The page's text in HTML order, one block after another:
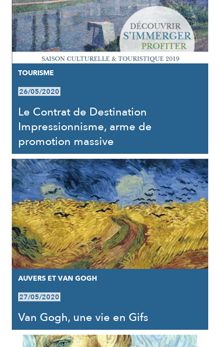
TOURISME
26/05/2020
Le Contrat de Destination
Impressionnisme, arme de
promotion massive
AUVERS ET VAN GOGH
27/05/2020
Van Gogh, une vie en Gifs